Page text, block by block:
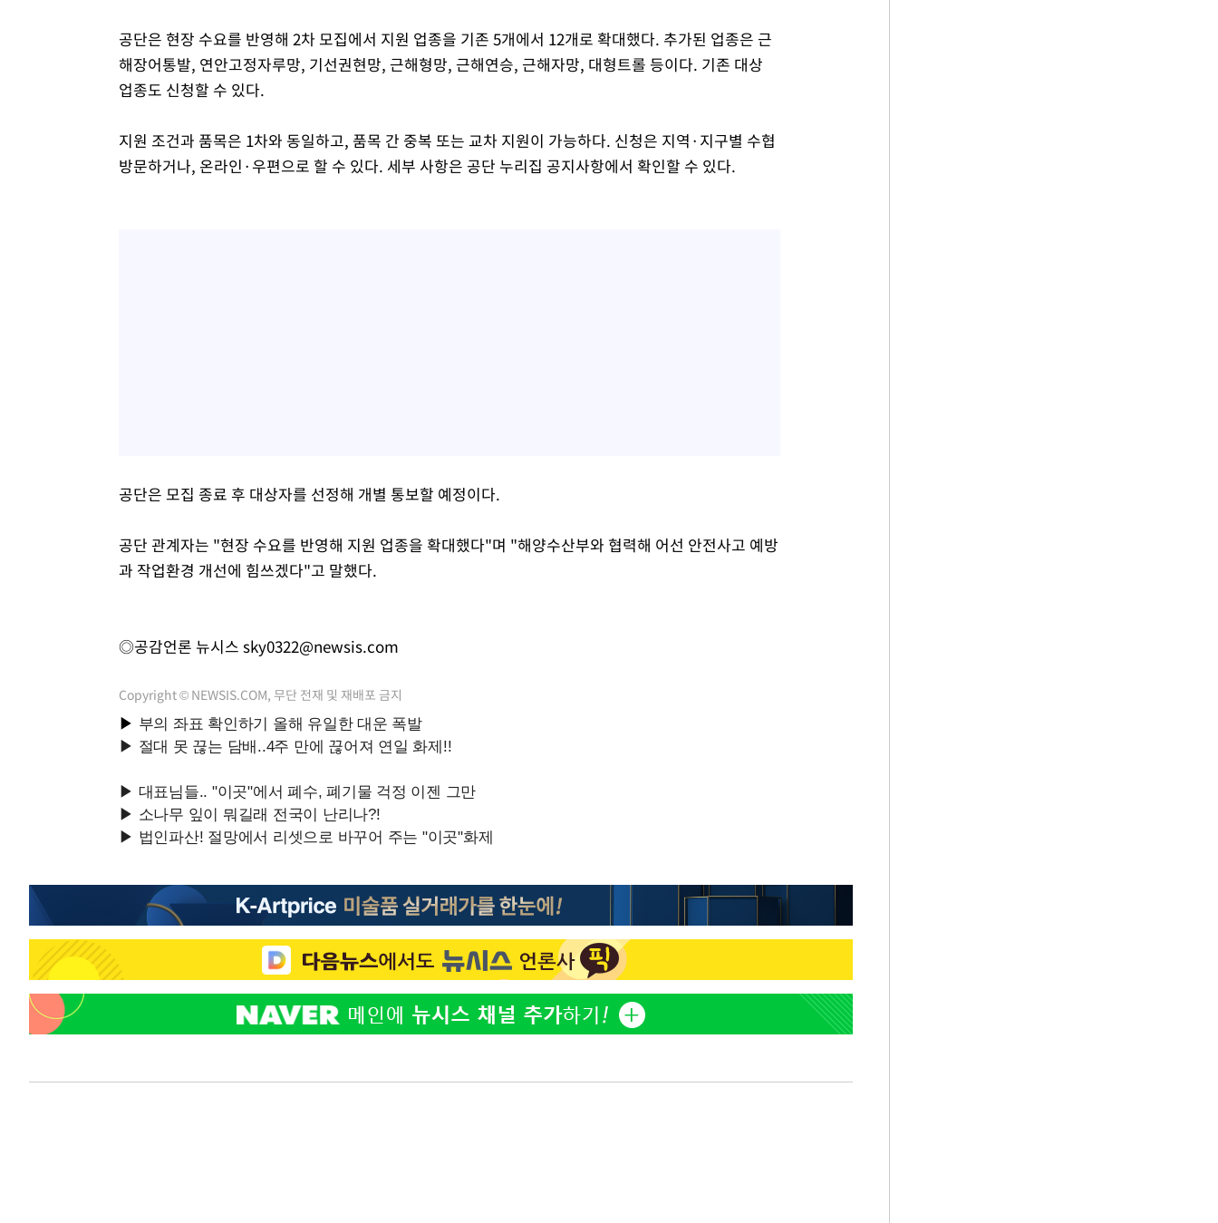
공단은 현장 수요를 반영해 2차 모집에서 지원 업종을 기존 5개에서 12개로 확대했다. 추가된 업종은 근
해장어통발, 연안고정자루망, 기선권현망, 근해형망, 근해연승, 근해자망, 대형트롤 등이다. 기존 대상
업종도 신청할 수 있다.
지원 조건과 품목은 1차와 동일하고, 품목 간 중복 또는 교차 지원이 가능하다. 신청은 지역·지구별 수협
방문하거나, 온라인·우편으로 할 수 있다. 세부 사항은 공단 누리집 공지사항에서 확인할 수 있다.
공단은 모집 종료 후 대상자를 선정해 개별 통보할 예정이다.
공단 관계자는 "현장 수요를 반영해 지원 업종을 확대했다"며 "해양수산부와 협력해 어선 안전사고 예방
과 작업환경 개선에 힘쓰겠다"고 말했다.
◎공감언론 뉴시스 sky0322@newsis.com
Copyright © NEWSIS.COM, 무단 전재 및 재배포 금지